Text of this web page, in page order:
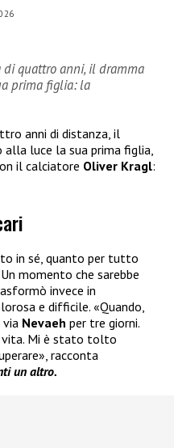
di quattro anni, il dramma
prima figlia: la
anni di distanza, il
luce la sua prima figlia,
il calciatore Oliver Kragl:
in sé, quanto per tutto
momento che sarebbe
invece in
e difficile. «Quando,
Nevaeh per tre giorni.
vita. Mi è stato tolto
racconta
un altro.